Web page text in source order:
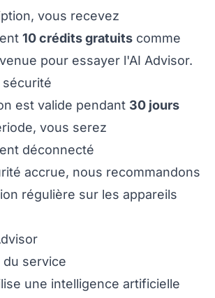
vous recevez
10 crédits gratuits comme
pour essayer l'AI Advisor.
sécurité
est valide pendant 30 jours
vous serez
déconnecté
accrue, nous recommandons
régulière sur les appareils
du service
une intelligence artificielle